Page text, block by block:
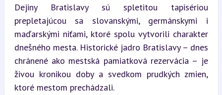
Dejiny Bratislavy sú spletitou tapisériou
prepletajúcou sa slovanskými, germánskymi i
maďarskými niťami, ktoré spolu vytvorili charakter
dnešného mesta. Historické jadro Bratislavy – dnes
chránené ako mestská pamiatková rezervácia – je
živou kronikou doby a svedkom prudkých zmien,
ktoré mestom prechádzali.